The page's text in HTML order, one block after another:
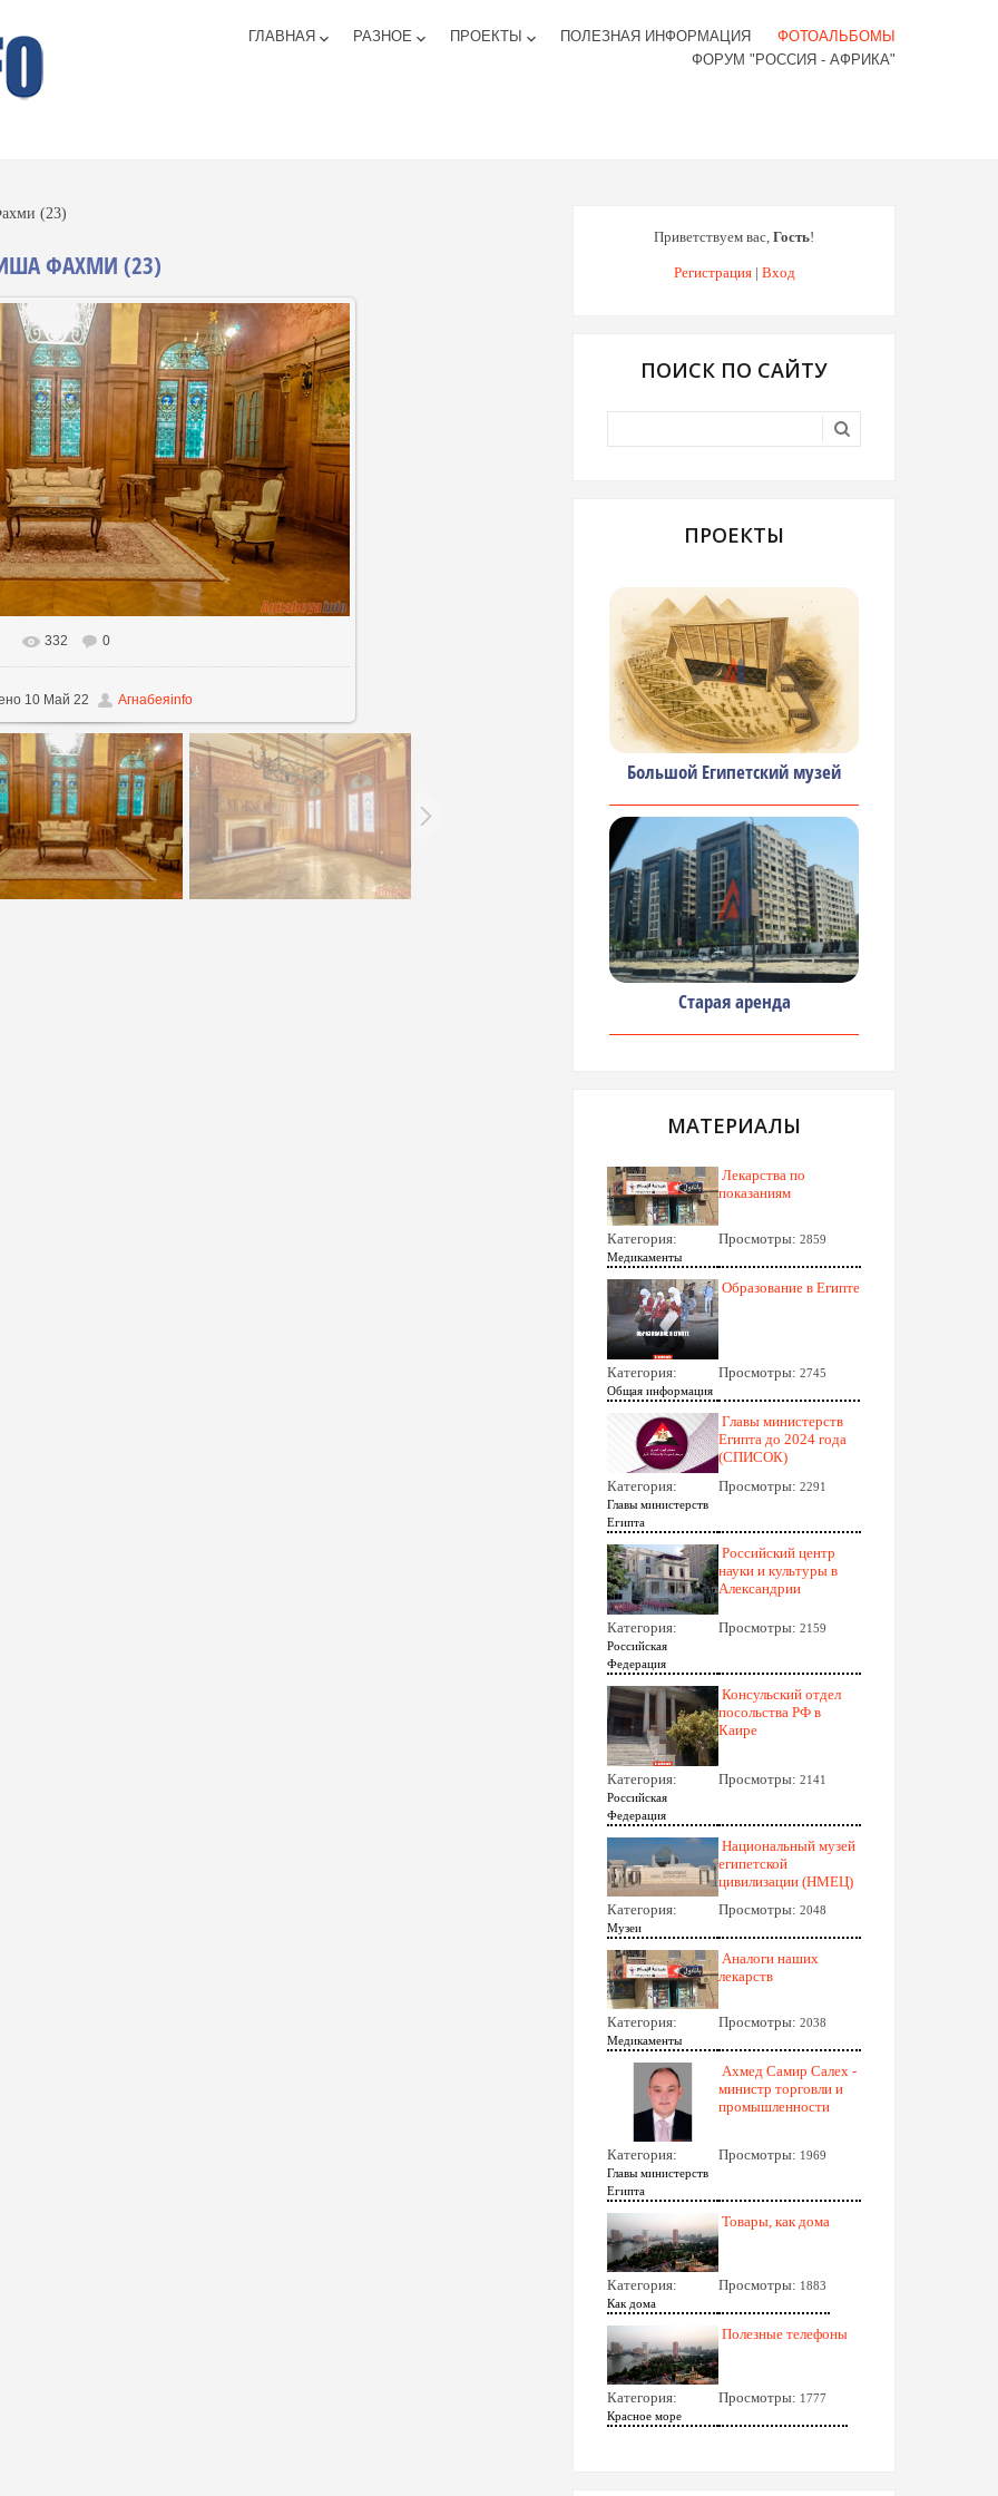
ГЛАВНАЯ keyboard_arrow_down РАЗНОЕ keyboard_arrow_down ПРОЕКТЫ keyboard_arrow_down ПОЛЕЗНАЯ ИНФОРМАЦИЯ
ФОТОАЛЬБОМЫ
ФОРУМ "РОССИЯ - АФРИКА"
(23)
ФАХМИ (23)
размере 1200x675
332 0
10 Май 22 Агнабеяinfo
Приветствуем вас, Гость!
Регистрация| Вход
ПОИСК ПО САЙТУ
ПРОЕКТЫ
Большой Египетский музей
Старая аренда
МАТЕРИАЛЫ
Лекарства по
показаниям
Категория:
Медикаменты
Просмотры: 2859
Образование в Египте
Категория:
Общая информация
Просмотры: 2745
Главы министерств
Египта до 2024 года
(СПИСОК)
Категория:
Главы министерств
Египта
Просмотры: 2291
Российский центр
науки и культуры в
Александрии
Категория:
Российская
Федерация
Просмотры: 2159
Консульский отдел
посольства РФ в
Каире
Категория:
Российская
Федерация
Просмотры: 2141
Национальный музей
египетской
цивилизации (НМЕЦ)
Категория:
Музеи
Просмотры: 2048
Аналоги наших
лекарств
Категория:
Медикаменты
Просмотры: 2038
Ахмед Самир Салех -
министр торговли и
промышленности
Категория:
Главы министерств
Египта
Просмотры: 1969
Товары, как дома
Категория:
Как дома
Просмотры: 1883
Полезные телефоны
Категория:
Красное море
Просмотры: 1777